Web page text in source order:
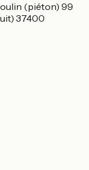
(piéton) 99
37400